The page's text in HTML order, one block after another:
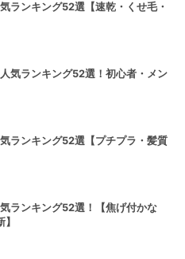
ランキング52選【速乾・くせ毛・
気ランキング52選！初心者・メン
ランキング52選【プチプラ・髪質
ランキング52選！【焦げ付かな